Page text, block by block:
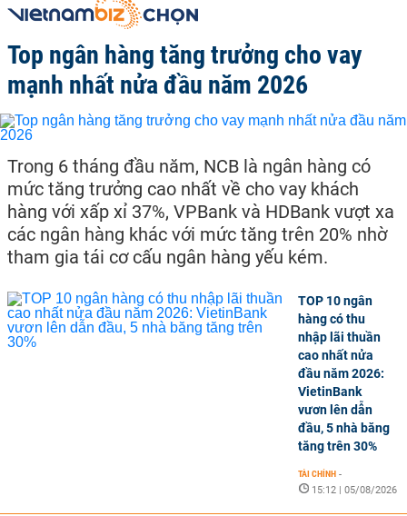
Top ngân hàng tăng trưởng cho vay
mạnh nhất nửa đầu năm 2026
Trong 6 tháng đầu năm, NCB là ngân hàng có
mức tăng trưởng cao nhất về cho vay khách
hàng với xấp xỉ 37%, VPBank và HDBank vượt xa
các ngân hàng khác với mức tăng trên 20% nhờ
tham gia tái cơ cấu ngân hàng yếu kém.
TOP 10 ngân
hàng có thu
nhập lãi thuần
cao nhất nửa
đầu năm 2026:
VietinBank
vươn lên dẫn
đầu, 5 nhà băng
tăng trên 30%
TÀI CHÍNH -
15:12 | 05/08/2026